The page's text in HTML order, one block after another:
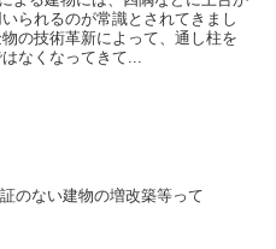
られるのが常識とされてきまし
の技術革新によって、通し柱を
なくなってきて...
のない建物の増改築等って